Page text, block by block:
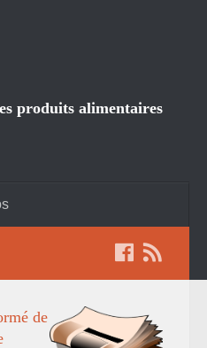
produits alimentaires
de